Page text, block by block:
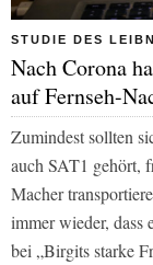
STUDIE DES
Nach Corona
auf Fernseh-
Zumindest sollten
auch SAT1 gehört,
Macher
immer wieder, dass
bei „Birgits starke